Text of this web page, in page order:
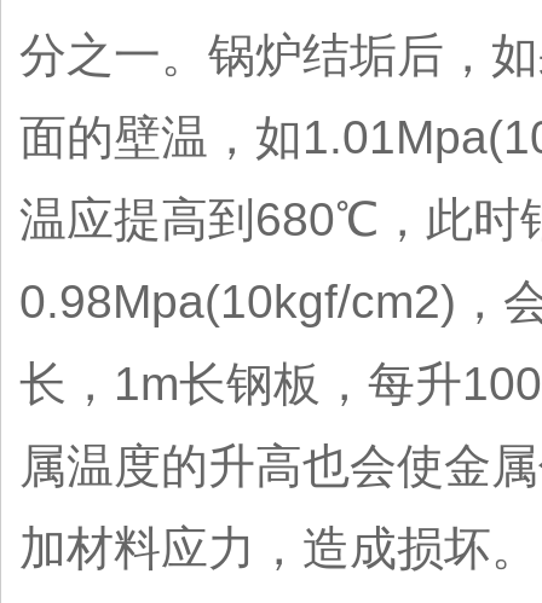
分之一。锅炉结垢后，
面的壁温，如
温应提高到680℃，此时
0.98Mpa(10kgf/cm2)，
长，1m长钢板，每升
属温度的升高也会使金
加材料应力，造成损坏。